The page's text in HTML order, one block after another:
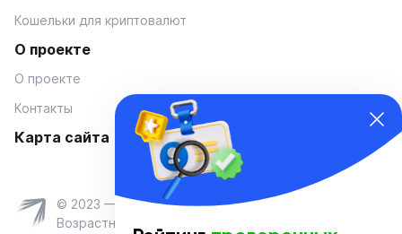
Кошельки для криптовалют
О проекте
О проекте
Контакты
Карта сайта
© 2023 — Coinmania
Возрастное ограничение 16+